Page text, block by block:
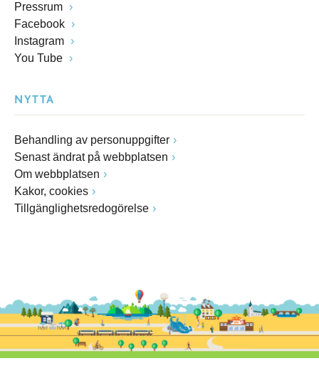
Pressrum
Facebook
Instagram
You Tube
NYTTA
Behandling av personuppgifter
Senast ändrat på webbplatsen
Om webbplatsen
Kakor, cookies
Tillgänglighetsredogörelse